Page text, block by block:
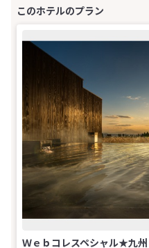
Ｗｅｂコレスペシャル★九